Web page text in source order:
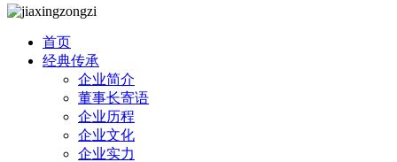
首页
经典传承
企业简介
董事长寄语
企业历程
企业文化
企业实力